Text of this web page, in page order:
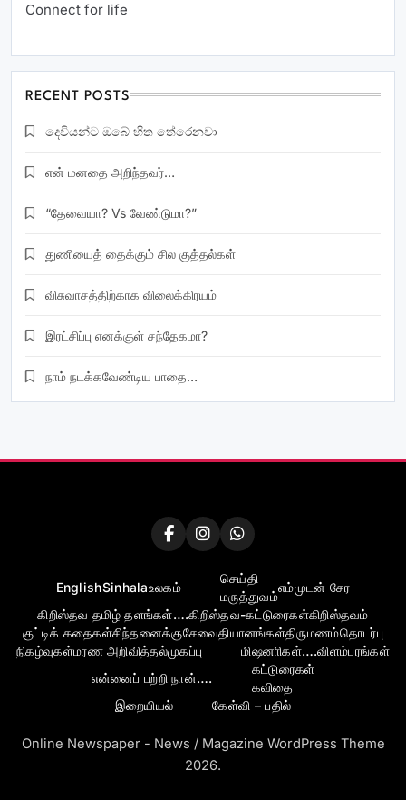
Connect for life
RECENT POSTS
දෙවියන්ට ඔබේ හිත තේරෙනවා
என் மனதை அறிந்தவர்…
“தேவையா? Vs வேண்டுமா?”
துணியைத் தைக்கும் சில குத்தல்கள்
விசுவாசத்திற்காக விலைக்கிரயம்
இரட்சிப்பு எனக்குள் சந்தேகமா?
நாம் நடக்கவேண்டிய பாதை…
EnglishSinhalaஉலகம்
செய்தி
மருத்துவம்
எம்முடன் சேர
கிறிஸ்தவ தமிழ் தளங்கள்….கிறிஸ்தவ-கட்டுரைகள்கிறிஸ்தவம்
குட்டிக் கதைகள்சிந்தனைக்குசேவைதியானங்கள்திருமணம்தொடர்பு
நிகழ்வுகள்மரண அறிவித்தல்முகப்பு மிஷனாிகள்….விளம்பரங்கள்
என்னைப் பற்றி நான்….
கட்டுரைகள்
கவிதை
இறையியல்
கேள்வி – பதில்
Online Newspaper - News / Magazine WordPress Theme
2026.